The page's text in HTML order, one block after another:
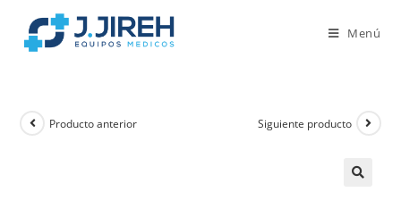
Menú
Producto anterior Siguiente producto